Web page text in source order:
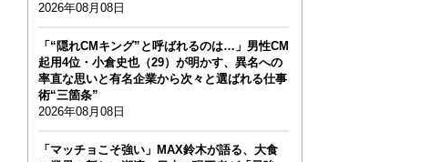
2026年08月08日
「“隠れCMキング”と呼ばれるのは…」男性CM
起用4位・小倉史也（29）が明かす、異名への
率直な思いと有名企業から次々と選ばれる仕事
術“三箇条”
2026年08月08日
「マッチョこそ強い」MAX鈴木が語る、大食